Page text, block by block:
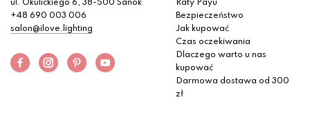
ul. Okulickiego 6, 38-500 Sanok
+48 690 003 006
salon@ilove.lighting
Raty Payu
Bezpieczeństwo
Jak kupować
Czas oczekiwania
Dlaczego warto u nas
kupować
Darmowa dostawa od 300
zł